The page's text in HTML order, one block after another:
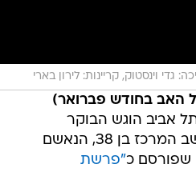
גדי וינסטוק, קריינות: לירון בארי
האב בחודש פברואר)
אביב הוגש הבוקר
(שלישי) כתב נגד מ', תושב המרכז בן 38, הנאשם
שפורסם כ"פרשת